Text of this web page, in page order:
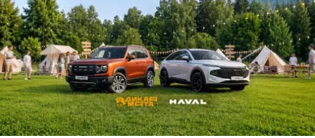
H7
от 3 799 000 ₽
H9
от 4 799 000 ₽
Тест-драйв
Трейд-ин
КРЕДИТ И СТРАХОВАНИЕ
Кредитный калькулятор
СЕРВИСНОЕ ОБСЛУЖИВАНИЕ
Нулевое ТО
Программа «Помощь на дороге»
Регламенты технического обслуживания
Электронный ПТС
О дилере
Наша команда
Контакты